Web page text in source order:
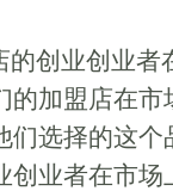
创业创业者
加盟店在市
们选择的这
创业者在市